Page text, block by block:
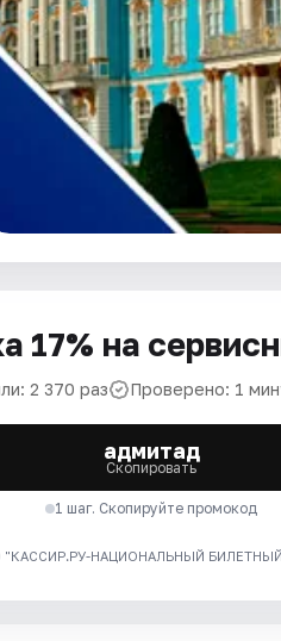
17% на
2 370 раз Проверено: 1
адмитад
Скопировать
1 шаг. Скопируйте промокод
"КАССИР.РУ-НАЦИОНАЛЬНЫЙ БИЛЕТНЫЙ